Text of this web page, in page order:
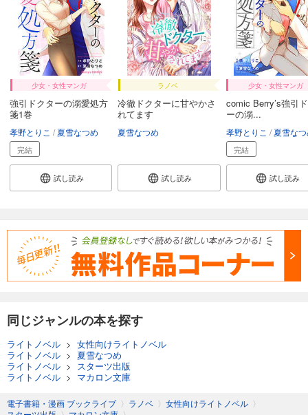
少女・女性マンガ
強引ドクターの溺愛処方
箋1巻
孝野とりこ 夏雪なつめ
完結
試し読み
ラノベ
冷徹ドクターに甘やかさ
れてます
夏雪なつめ
試し読み
少女・女性マンガ
comic Berry’s強引
ーの溺...
孝野とりこ 夏雪な
完結
試し読み
同じジャンルの本を探す
ライトノベル > 女性向けライトノベル
ライトノベル > 夏雪なつめ
ライトノベル >
スターツ出版
ライトノベル > マカロン文庫
電子書籍・漫画 ブックライブ 〉 ラノベ 〉 女性向けライトノベル 〉